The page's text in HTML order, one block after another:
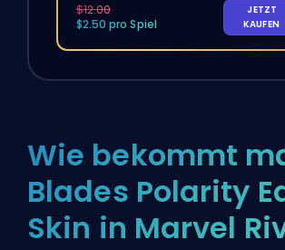
$12.00
$2.50 pro Spiel
JETZT
KAUFEN
Wie bekommt
Blades Polarity
Skin in Marvel